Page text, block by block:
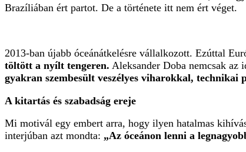
Brazíliában ért partot. De a története itt nem ért véget.
2013-ban újabb óceánátkelésre vállalkozott. Ezúttal
töltött a nyílt tengeren. Aleksander Doba nemcsak az
gyakran szembesült veszélyes viharokkal, technikai
A kitartás és szabadság ereje
Mi motivál egy embert arra, hogy ilyen hatalmas
interjúban azt mondta: „Az óceánon lenni a